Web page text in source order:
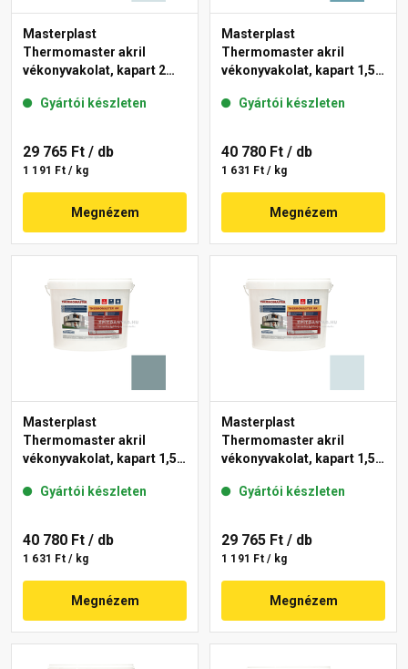
Masterplast
Thermomaster akril
vékonyvakolat, kapart 2
Gyártói készleten
29 765 Ft / db
1 191 Ft / kg
Megnézem
Masterplast
Thermomaster akril
vékonyvakolat, kapart 1,5
Gyártói készleten
40 780 Ft / db
1 631 Ft / kg
Megnézem
Masterplast
Thermomaster akril
vékonyvakolat, kapart 1,5
Gyártói készleten
40 780 Ft / db
1 631 Ft / kg
Megnézem
Masterplast
Thermomaster akril
vékonyvakolat, kapart 1,5
Gyártói készleten
29 765 Ft / db
1 191 Ft / kg
Megnézem